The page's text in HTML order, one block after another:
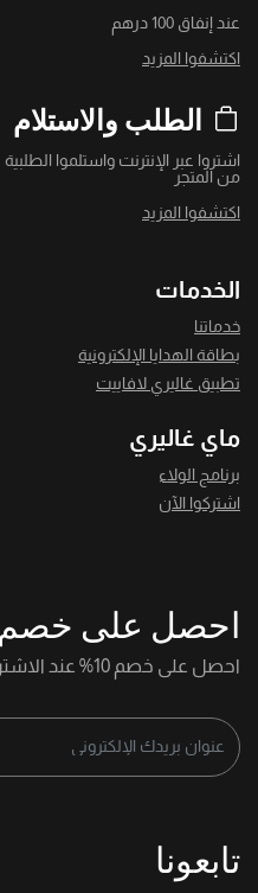
عند إنفاق 100 درهم
اكتشفوا المزيد
الطلب والاستلام
اشتروا عبر الإنترنت واستلموا الطلبية
من المتجر
اكتشفوا المزيد
الخدمات
خدماتنا
بطاقة الهدايا الإلكترونية
تطبيق غاليري لافاييت
ماي غاليري
برنامج الولاء
اشتركوا الآن
احصل على خصم 10%
احصل على خصم 10% عند الاشتراك في نشرتنا الإخبارية
تابعونا